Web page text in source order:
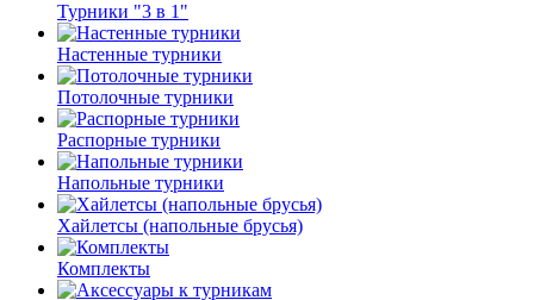
Турники "3 в 1"
Настенные турники
Потолочные турники
Распорные турники
Напольные турники
Хайлетсы (напольные брусья)
Комплекты